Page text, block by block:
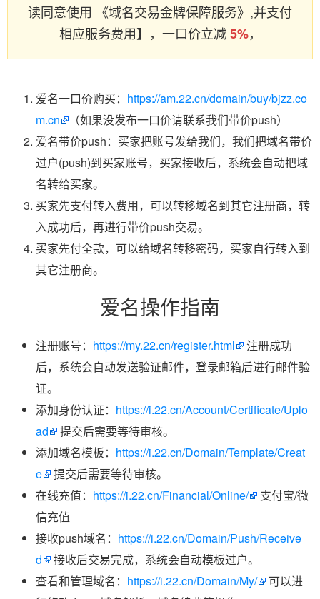
读同意使用 《域名交易金牌保障服务》,并支付
相应服务费用】，一口价立减5%，
爱名一口价购买： https://am.22.cn/domain/buy/bjzz.co
m.cn
（如果没发布一口价请联系我们带价push）
爱名带价push：买家把账号发给我们，我们把域名带价
过户(push)到买家账号，买家接收后，系统会自动把域
名转给买家。
买家先支付转入费用，可以转移域名到其它注册商，转
入成功后，再进行带价push交易。
买家先付全款，可以给域名转移密码，买家自行转入到
其它注册商。
爱名操作指南
注册账号： https://my.22.cn/register.html
注册成功
后，系统会自动发送验证邮件，登录邮箱后进行邮件验
证。
添加身份认证： https://i.22.cn/Account/Certificate/Uplo
ad
提交后需要等待审核。
添加域名模板： https://i.22.cn/Domain/Template/Creat
e
提交后需要等待审核。
在线充值： https://i.22.cn/Financial/Online/
支付宝/微
信充值
接收push域名： https://i.22.cn/Domain/Push/Receive
d
接收后交易完成，系统会自动模板过户。
查看和管理域名： https://i.22.cn/Domain/My/
可以进